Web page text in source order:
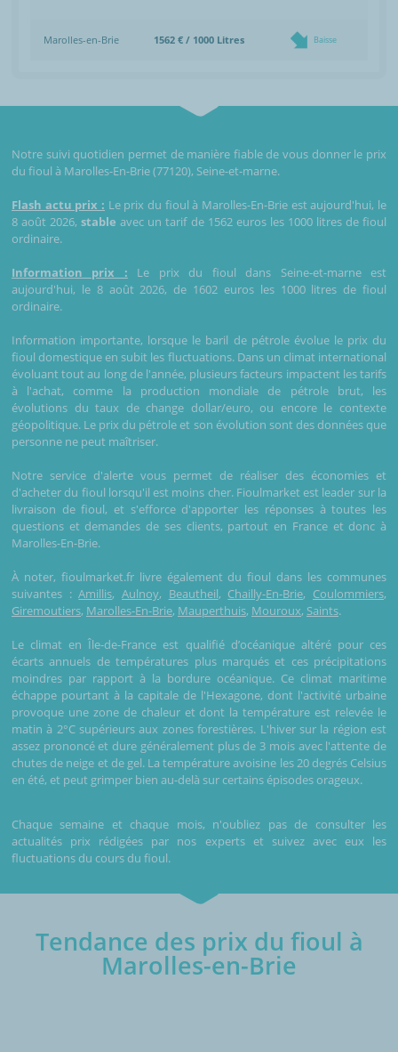
Marolles-en-Brie 1562 € / 1000 Litres Baisse
Notre suivi quotidien permet de manière fiable de vous donner le prix
du fioul à Marolles-En-Brie (77120), Seine-et-marne.
Flash actu prix : Le prix du fioul à Marolles-En-Brie est aujourd'hui, le
8 août 2026,stable avec un tarif de 1562 euros les 1000 litres de fioul
ordinaire.
Information prix : Le prix du fioul dans Seine-et-marne est
aujourd'hui, le 8 août 2026, de 1602 euros les 1000 litres de fioul
ordinaire.
Information importante, lorsque le baril de pétrole évolue le prix du
fioul domestique en subit les fluctuations. Dans un climat international
évoluant tout au long de l'année, plusieurs facteurs impactent les tarifs
à l'achat, comme la production mondiale de pétrole brut, les
évolutions du taux de change dollar/euro, ou encore le contexte
géopolitique. Le prix du pétrole et son évolution sont des données que
personne ne peut maîtriser.
Notre service d'alerte vous permet de réaliser des économies et
d'acheter du fioul lorsqu'il est moins cher. Fioulmarket est leader sur la
livraison de fioul, et s'efforce d'apporter les réponses à toutes les
questions et demandes de ses clients, partout en France et donc à
Marolles-En-Brie.
À noter, fioulmarket.fr livre également du fioul dans les communes
suivantes :Amillis,Aulnoy, Beautheil, Chailly-En-Brie, Coulommiers,
Giremoutiers, Marolles-En-Brie, Mauperthuis, Mouroux, Saints.
Le climat en Île-de-France est qualifié d’océanique altéré pour ces
écarts annuels de températures plus marqués et ces précipitations
moindres par rapport à la bordure océanique. Ce climat maritime
échappe pourtant à la capitale de l'Hexagone, dont l'activité urbaine
provoque une zone de chaleur et dont la température est relevée le
matin à 2°C supérieurs aux zones forestières. L'hiver sur la région est
assez prononcé et dure généralement plus de 3 mois avec l'attente de
chutes de neige et de gel. La température avoisine les 20 degrés Celsius
en été, et peut grimper bien au-delà sur certains épisodes orageux.
Chaque semaine et chaque mois, n'oubliez pas de consulter les
actualités prix rédigées par nos experts et suivez avec eux les
fluctuations du cours du fioul.
Tendance des prix du fioul à
Marolles-en-Brie